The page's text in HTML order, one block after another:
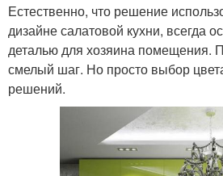
Естественно, что решение
дизайне салатовой кухни, всегда
деталью для хозяина помещения.
смелый шаг. Но просто выбор
решений.